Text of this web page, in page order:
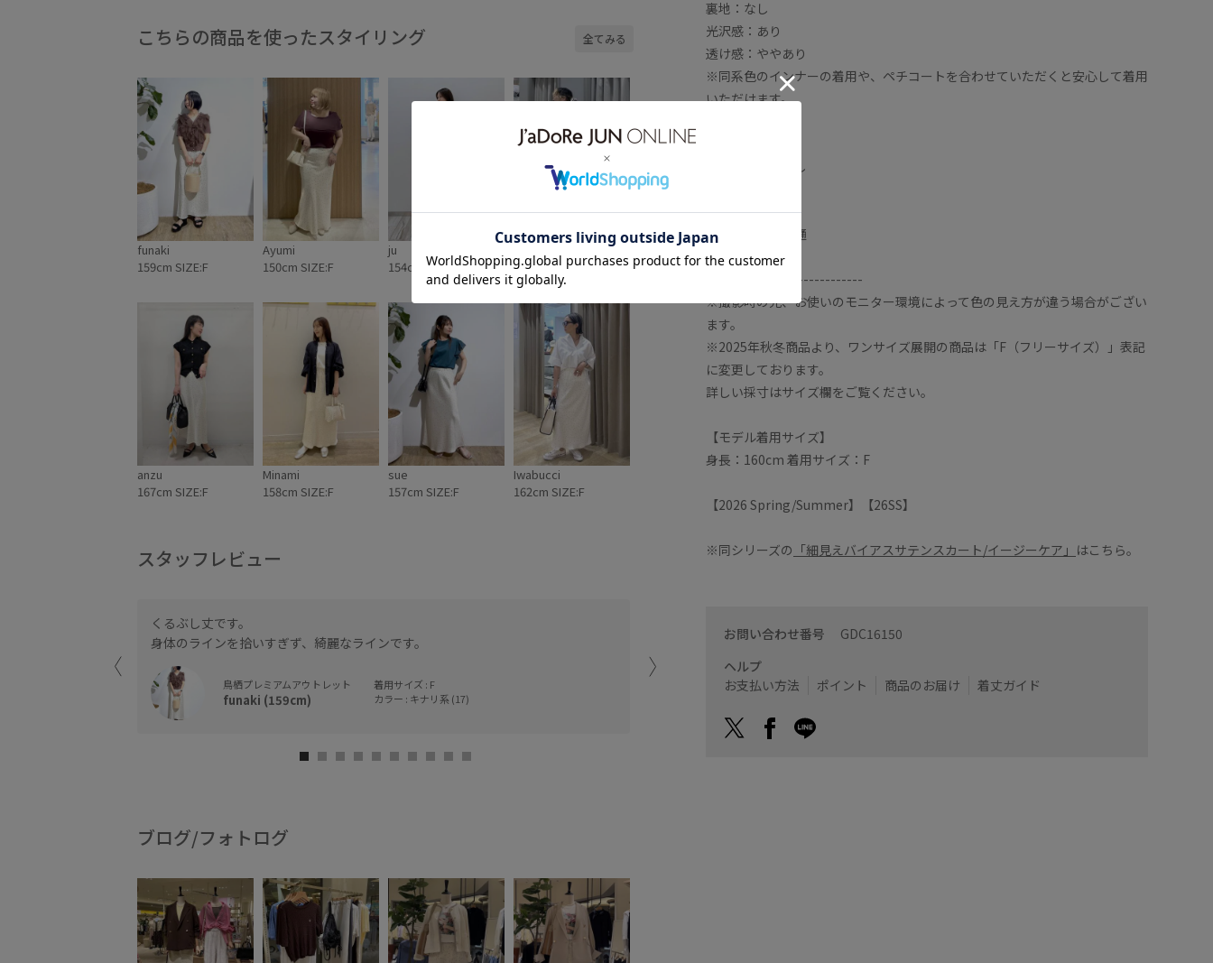
こちらの商品を使ったスタイリング 全てみる
funaki
159cm SIZE:F
Ayumi
150cm SIZE:F
ju
154cm SIZE:F
159cm SIZE:F
anzu
167cm SIZE:F
Minami
158cm SIZE:F
sue
157cm SIZE:F
Iwabucci
162cm SIZE:F
スタッフレビュー
くるぶし丈です。
身体のラインを拾いすぎず、綺麗なラインです。
鳥栖プレミアムアウトレット
funaki (159cm)
着用サイズ : F
カラー : キナリ系 (17)
鳥栖プレミアムアウトレット
sue (157cm)
カラー : キナリ系 (17)
ブログ/フォトログ
裏地：なし
光沢感：あり
透け感：ややあり
※同系色のインナーの着用や、ペチコートを合わせていただくと安心して着用
いただけます。
ファスナー：なし
ボタン：なし
生地の厚さ：普通
季節：通年
-----------------------------
※撮影時の光、お使いのモニター環境によって色の見え方が違う場合がござい
ます。
※2025年秋冬商品より、ワンサイズ展開の商品は「F（フリーサイズ）」表記
に変更しております。
詳しい採寸はサイズ欄をご覧ください。
【モデル着用サイズ】
身長：160cm 着用サイズ：F
【2026 Spring/Summer】【26SS】
※同シリーズの 「細見えバイアスサテンスカート/イージーケア」 はこちら。
お問い合わせ番号 GDC16150
ヘルプ
お支払い方法
ポイント 商品のお届け 着丈ガイド